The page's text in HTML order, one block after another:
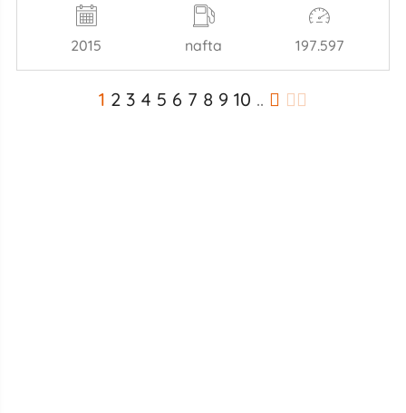
2015 nafta 197.597
1 2 3 4 5 6 7 8 9 10 ..